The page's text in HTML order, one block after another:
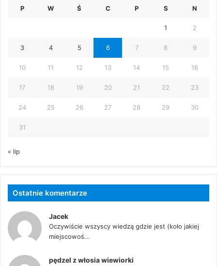
P W Ś C P S N
1 2
3 4 5 6 7 8 9
10 11 12 13 14 15 16
17 18 19 20 21 22 23
24 25 26 27 28 29 30
31
« lip
Ostatnie komentarze
Jacek
Oczywiście wszyscy wiedzą gdzie jest (koło jakiej
miejscowoś...
pędzel z włosia wiewiorki